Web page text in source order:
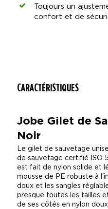
Toujours un
confort et de
CARACTÉRISTIQUES
Jobe Gilet de
Noir
Le gilet de sauvetage
de sauvetage certifié ISO
est fait de nylon solide et
mousse de PE robuste à
doux et les sangles
presque toutes les tailles
de ses côtés en nylon